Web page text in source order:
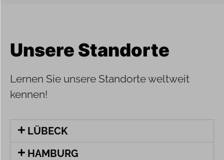
Unsere Standorte
Lernen Sie unsere Standorte weltweit
kennen!
LÜBECK
HAMBURG